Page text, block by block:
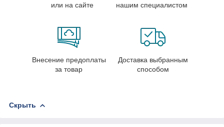
или на сайте
нашим специалистом
Внесение предоплаты
за товар
Доставка выбранным
способом
Скрыть